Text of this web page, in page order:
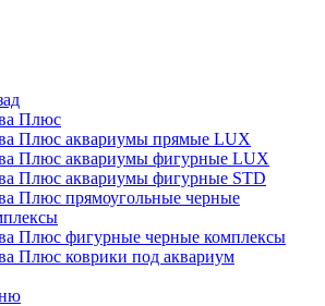
Плюс
Плюс аквариумы прямые LUX
Плюс аквариумы фигурные LUX
Плюс аквариумы фигурные STD
Плюс прямоугольные черные
Плюс фигурные черные комплексы
Плюс коврики под аквариум